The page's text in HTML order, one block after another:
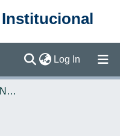
Log In (current)
Programa Estado de la Nación (PEN)